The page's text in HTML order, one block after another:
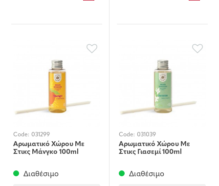
Code: 031299
Αρωματικό Χώρου Με
Στικς Μάνγκο 100ml
Διαθέσιμο
Code: 031039
Αρωματικό Χώρου Με
Στικς Γιασεμί 100ml
Διαθέσιμο